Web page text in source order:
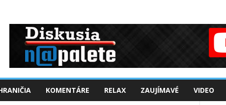
KOMENTÁRE RELAX ZAUJÍMAVÉ VIDEO